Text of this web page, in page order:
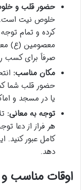
حضور قلب و
خلوص نیت است.
کرده و تمام
معصومین (ع)
صرفاً برای کسب
مکان مناسب:
حضور قلب شما
یا در مسجد و
توجه به معانی:
هر فراز از دعا
کامل عبور کنید.
دهد.
اوقات مناسب